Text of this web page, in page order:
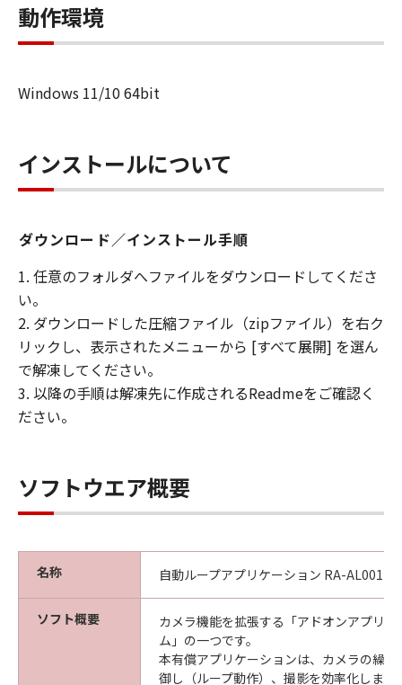
逆コンパイル、逆アセンブル、その他リバ
ースエンジニアリング等することはできま
てはなりません。
ートするためには、キヤノン、キヤノンの
子会社、キヤノンの関連会社、その他キヤ
ア」用のEntitlement IDを購入する必要が
「許諾ソフトウェア」に係る知的財産権
は、その内容によりキヤノンまたはキヤノ
ンのライセンサーに帰属します。
著作権表示
してはなりません。
キヤノン、キヤノンの子会社、キヤノンの
関連会社、それらの販売代理店および販売
店は、「許諾ソフトウェア」のメンテナン
スおよびお客様による「許諾ソフトウェ
ア」の使用を支援することに、並びに「許
諾ソフトウェア」に対するアップデート、
動作環境
Windows 11/10 64bit
インストールについて
ダウンロード／インストール手順
1. 任意のフォルダへファイルをダウンロードしてくださ
い。
2. ダウンロードした圧縮ファイル（zipファイル）を右ク
リックし、表示されたメニューから [すべて展開] を選ん
で解凍してください。
3. 以降の手順は解凍先に作成されるReadmeをご確認く
ださい。
ソフトウエア概要
名称 自動ループアプリケーション RA-AL001
ソフト概要
カメラ機能を拡張する「アドオンアプリ
ム」の一つです。
本有償アプリケーションは、カメラの繰
御し（ループ動作）、撮影を効率化します